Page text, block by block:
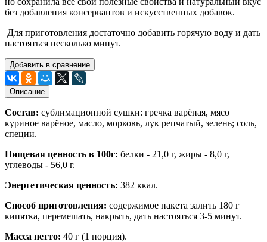
без добавления консервантов и искусственных добавок.
Для приготовления достаточно добавить горячую воду и дать
настояться несколько минут.
Добавить в сравнение
Описание
Состав: сублимационной сушки: гречка варёная, мясо
куриное варёное, масло, морковь, лук репчатый, зелень; соль,
специи.
Пищевая ценность в 100г: белки - 21,0 г, жиры - 8,0 г,
углеводы - 56,0 г.
Энергетическая ценность: 382 ккал.
Способ приготовления: содержимое пакета залить 180 г
кипятка, перемешать, накрыть, дать настояться 3-5 минут.
Масса нетто: 40 г (1 порция).